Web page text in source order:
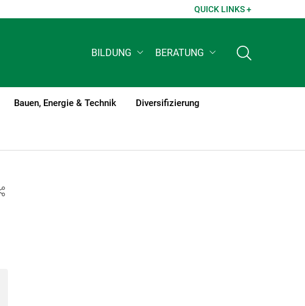
QUICK LINKS +
BILDUNG BERATUNG
Bauen, Energie & Technik Diversifizierung